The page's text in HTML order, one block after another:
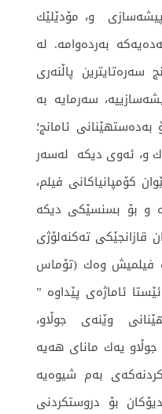
و، مۆدێلێك
به‌رده‌وامه.‌ ‌له‌
سه‌ره‌تایترین پاڵنه‌ری
‌سه‌رمایه‌ به‌
ئامانج؛
و، ئه‌وی دیكه‌ له‌سه‌ر
كۆمپانیاكانی فیلم،
و بۆ بسنسێكی دیكه‌
ته‌كنه‌لۆژی
فیلمیش وه‌ك (تۆماس
له‌ ئێستا ئاماژه‌ی پێداوه‌ ”
وێنه‌ی جوڵاو،
جوڵاو یه‌ك مانای هه‌یه‌
به‌م شیوه‌یه‌
بۆ دروستكردنی